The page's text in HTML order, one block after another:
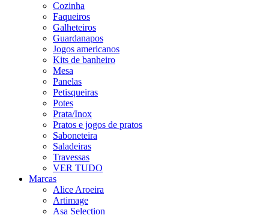
Cozinha
Faqueiros
Galheteiros
Guardanapos
Jogos americanos
Kits de banheiro
Mesa
Panelas
Petisqueiras
Potes
Prata/Inox
Pratos e jogos de pratos
Saboneteira
Saladeiras
Travessas
VER TUDO
Marcas
Alice Aroeira
Artimage
Asa Selection